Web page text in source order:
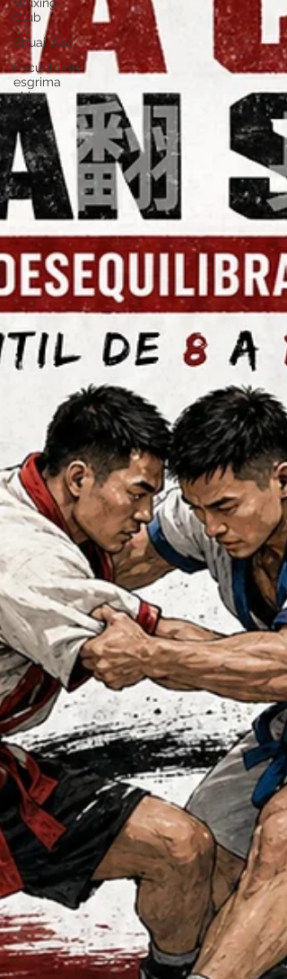
Club
Shuai Jiao
Escuela de
esgrima
china